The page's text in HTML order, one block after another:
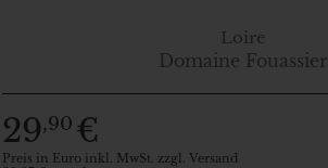
Loire
Domaine Fouassier
29,90 €
Preis in Euro inkl. MwSt. zzgl. Versand